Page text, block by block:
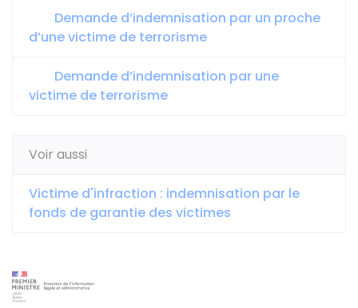
Demande d’indemnisation par un proche
d’une victime de terrorisme
Demande d’indemnisation par une
victime de terrorisme
Voir aussi
Victime d'infraction : indemnisation par le
fonds de garantie des victimes